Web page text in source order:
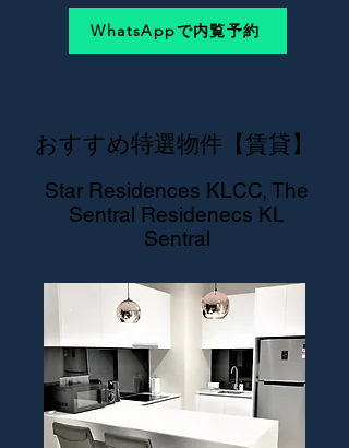
WhatsAppで内覧予約
おすすめ特選物件【賃貸】
Star Residences KLCC, The
Sentral Residenecs KL
Sentral